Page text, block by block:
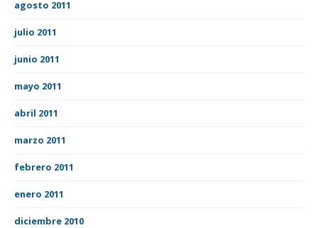
agosto 2011
julio 2011
junio 2011
mayo 2011
abril 2011
marzo 2011
febrero 2011
enero 2011
diciembre 2010